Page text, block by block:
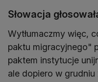
Słowacja
Wytłumaczmy więc,
paktu migracyjnego"
paktem instytucje
ale dopiero w